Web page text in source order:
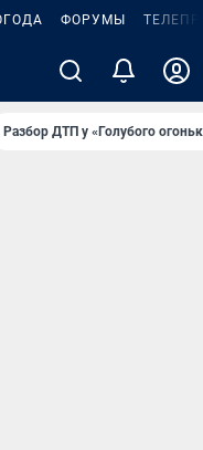
ФОРУМЫ
Разбор ДТП у «Голубого